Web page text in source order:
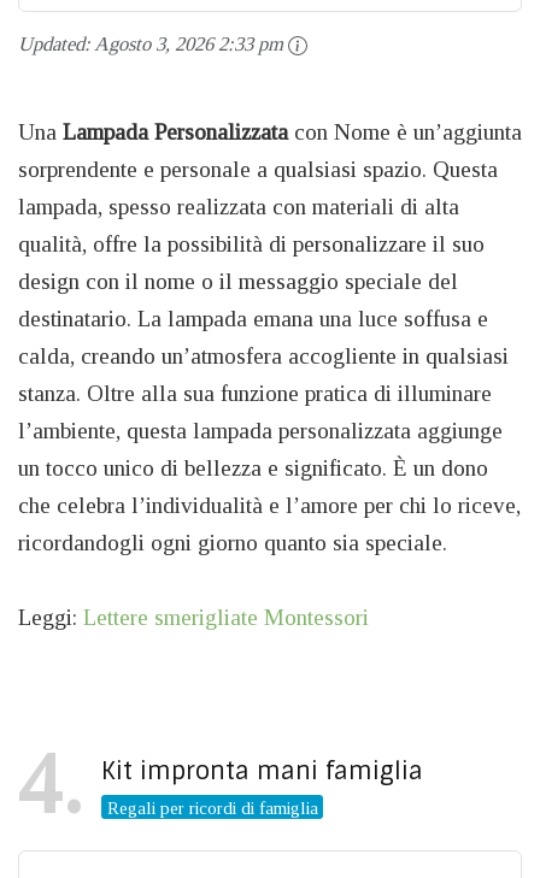
Updated:Agosto 3, 2026 2:33 pm
Una Lampada Personalizzatacon Nome è un’aggiunta
sorprendente e personale a qualsiasi spazio. Questa
lampada, spesso realizzata con materiali di alta
qualità, offre la possibilità di personalizzare il suo
design con il nome o il messaggio speciale del
destinatario. La lampada emana una luce soffusa e
calda, creando un’atmosfera accogliente in qualsiasi
stanza. Oltre alla sua funzione pratica di illuminare
l’ambiente, questa lampada personalizzata aggiunge
un tocco unico di bellezza e significato. È un dono
che celebra l’individualità e l’amore per chi lo riceve,
ricordandogli ogni giorno quanto sia speciale.
Leggi: Lettere smerigliate Montessori
4 Kit impronta mani famiglia
Regali per ricordi di famiglia